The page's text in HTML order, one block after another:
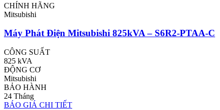
CHÍNH HÃNG
Mitsubishi
Máy Phát Điện Mitsubishi 825kVA – S6R2-PTAA-C
CÔNG SUẤT
825 kVA
ĐỘNG CƠ
Mitsubishi
BẢO HÀNH
24 Tháng
BÁO GIÁ CHI TIẾT